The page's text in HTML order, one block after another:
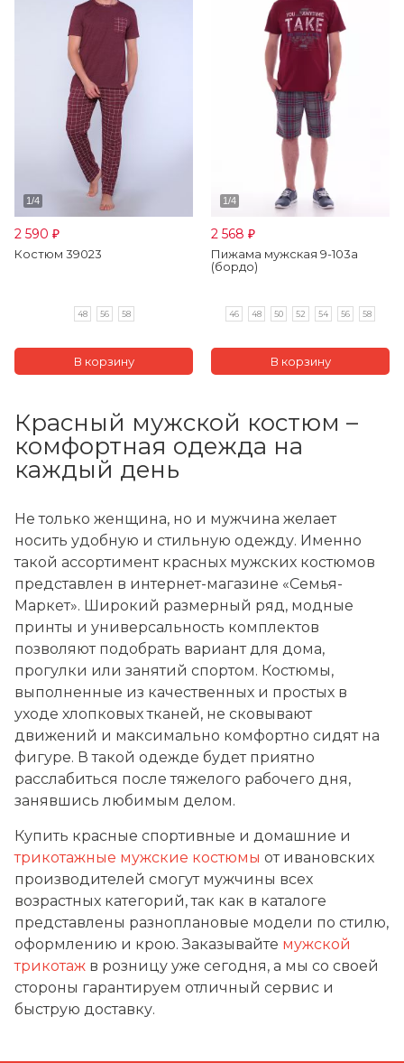
2 590 ₽
Костюм 39023
48 56 58
2 568 ₽
Пижама мужская 9-103а
(бордо)
46 48 50 52 54 56 58
Красный мужской костюм –
комфортная одежда на
каждый день
Не только женщина, но и мужчина желает
носить удобную и стильную одежду. Именно
такой ассортимент красных мужских костюмов
представлен в интернет-магазине «Семья-
Маркет». Широкий размерный ряд, модные
принты и универсальность комплектов
позволяют подобрать вариант для дома,
прогулки или занятий спортом. Костюмы,
выполненные из качественных и простых в
уходе хлопковых тканей, не сковывают
движений и максимально комфортно сидят на
фигуре. В такой одежде будет приятно
расслабиться после тяжелого рабочего дня,
занявшись любимым делом.
Купить красные спортивные и домашние и
трикотажные мужские костюмы от ивановских
производителей смогут мужчины всех
возрастных категорий, так как в каталоге
представлены разноплановые модели по стилю,
оформлению и крою. Заказывайте мужской
трикотаж в розницу уже сегодня, а мы со своей
стороны гарантируем отличный сервис и
быструю доставку.